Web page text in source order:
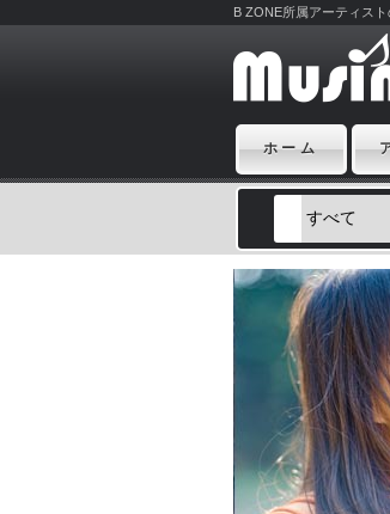
B ZONE所属アーティス
ホーム